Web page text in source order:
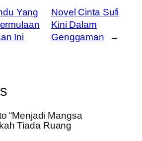
Yang
Ini
Novel Cinta Sufi
Kini Dalam
Genggaman
→
“Menjadi Mangsa
Tiada Ruang